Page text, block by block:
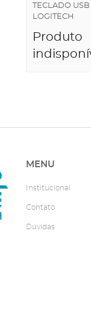
TECLADO
LOGITECH
Produto
MENU
Institucional
Contato
Dúvidas